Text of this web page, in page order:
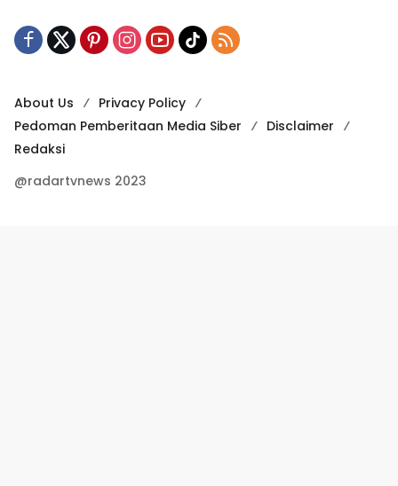
About Us
Privacy Policy
Pedoman Pemberitaan Media Siber
Disclaimer
Redaksi
@radartvnews 2023